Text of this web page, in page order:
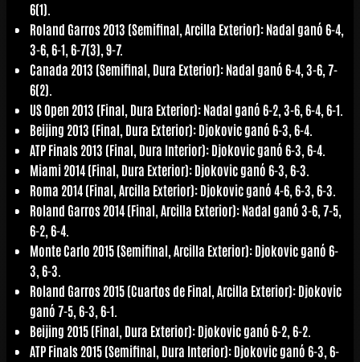
6(1).
Roland Garros 2013 (Semifinal, Arcilla Exterior): Nadal ganó 6-4,
3-6, 6-1, 6-7(3), 9-7.
Canada 2013 (Semifinal, Dura Exterior): Nadal ganó 6-4, 3-6, 7-
6(2).
US Open 2013 (Final, Dura Exterior): Nadal ganó 6-2, 3-6, 6-4, 6-1.
Beijing 2013 (Final, Dura Exterior): Djokovic ganó 6-3, 6-4.
ATP Finals 2013 (Final, Dura Interior): Djokovic ganó 6-3, 6-4.
Miami 2014 (Final, Dura Exterior): Djokovic ganó 6-3, 6-3.
Roma 2014 (Final, Arcilla Exterior): Djokovic ganó 4-6, 6-3, 6-3.
Roland Garros 2014 (Final, Arcilla Exterior): Nadal ganó 3-6, 7-5,
6-2, 6-4.
Monte Carlo 2015 (Semifinal, Arcilla Exterior): Djokovic ganó 6-
3, 6-3.
Roland Garros 2015 (Cuartos de Final, Arcilla Exterior): Djokovic
ganó 7-5, 6-3, 6-1.
Beijing 2015 (Final, Dura Exterior): Djokovic ganó 6-2, 6-2.
ATP Finals 2015 (Semifinal, Dura Interior): Djokovic ganó 6-3, 6-